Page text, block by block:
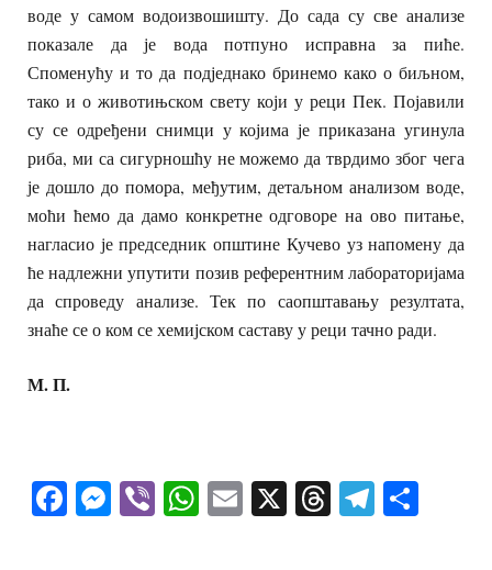
воде у самом водоизвошишту. До сада су све анализе
показале да је вода потпуно исправна за пиће.
Споменућу и то да подједнако бринемо како о биљном,
тако и о животињском свету који у реци Пек. Појавили
су се одређени снимци у којима је приказана угинула
риба, ми са сигурношћу не можемо да тврдимо због чега
је дошло до помора, међутим, детаљном анализом воде,
моћи ћемо да дамо конкретне одговоре на ово питање,
нагласио је председник општине Кучево уз напомену да
ће надлежни упутити позив референтним лабораторијама
да спроведу анализе. Тек по саопштавању резултата,
знаће се о ком се хемијском саставу у реци тачно ради.
М. П.
Facebook
Messenger
ViberWhatsApp
Email
X Threads